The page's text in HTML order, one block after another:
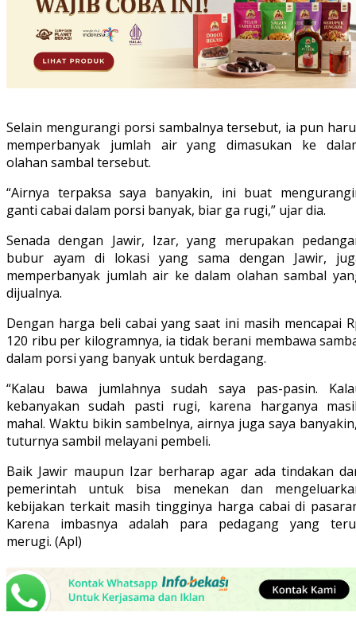
Selain mengurangi porsi sambalnya tersebut, ia pun
memperbanyak jumlah air yang dimasukan ke
olahan sambal tersebut.
“Airnya terpaksa saya banyakin, ini buat
ganti cabai dalam porsi banyak, biar ga rugi,” ujar dia.
Senada dengan Jawir, Izar, yang merupakan
bubur ayam di lokasi yang sama dengan Jawir,
memperbanyak jumlah air ke dalam olahan sambal
dijualnya.
Dengan harga beli cabai yang saat ini masih mencapai
120 ribu per kilogramnya, ia tidak berani membawa
dalam porsi yang banyak untuk berdagang.
“Kalau bawa jumlahnya sudah saya pas-pasin.
kebanyakan sudah pasti rugi, karena harganya
mahal. Waktu bikin sambelnya, airnya juga saya
tuturnya sambil melayani pembeli.
Baik Jawir maupun Izar berharap agar ada tindakan
pemerintah untuk bisa menekan dan
kebijakan terkait masih tingginya harga cabai di
Karena imbasnya adalah para pedagang yang
merugi. (Apl)